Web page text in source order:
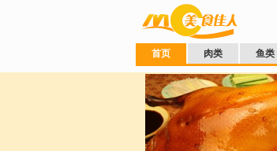
首页 肉类 鱼类